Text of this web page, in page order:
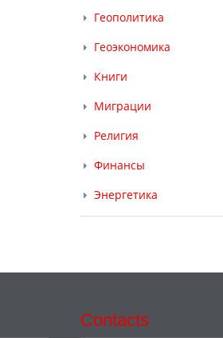
Геополитика
Геоэкономика
Книги
Миграции
Религия
Финансы
Энергетика
Contacts